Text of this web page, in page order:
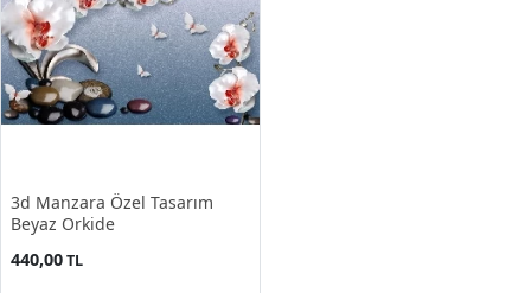
3d Manzara Özel Tasarım
Beyaz Orkide
440,00TL